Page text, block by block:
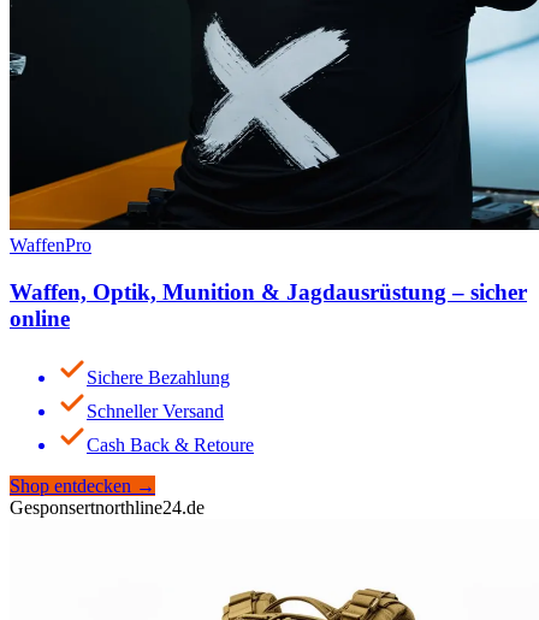
WaffenPro
Waffen, Optik, Munition & Jagdausrüstung – sicher
online
Sichere Bezahlung
Schneller Versand
Cash Back & Retoure
Shop entdecken →
Gesponsertnorthline24.de